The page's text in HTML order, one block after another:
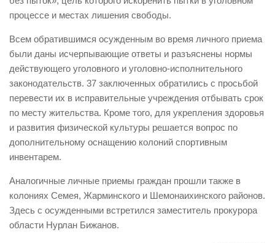
процессе и местах лишения свободы.
Всем обратившимся осужденным во время личного приема
были даны исчерпывающие ответы и разъяснены нормы
действующего уголовного и уголовно-исполнительного
законодательств. 37 заключенных обратились с просьбой
перевести их в исправительные учреждения отбывать срок
по месту жительства. Кроме того, для укрепления здоровья
и развития физической культуры решается вопрос по
дополнительному оснащению колоний спортивным
инвентарем.
Аналогичные личные приемы граждан прошли также в
колониях Семея, Жарминского и Шемонаихинского районов.
Здесь с осужденными встретился заместитель прокурора
области Нурлан Бижанов.